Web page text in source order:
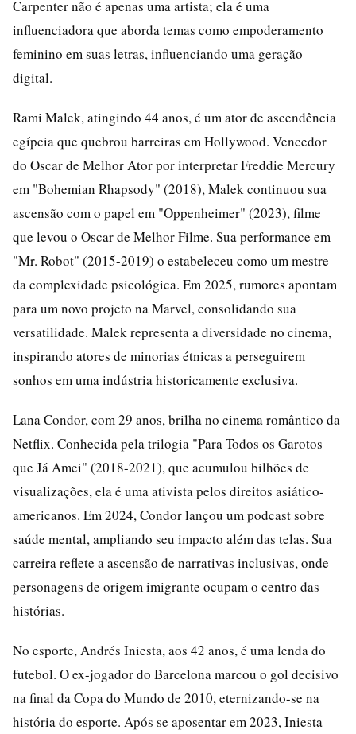
Carpenter não é apenas uma artista; ela é uma
influenciadora que aborda temas como empoderamento
feminino em suas letras, influenciando uma geração
digital.
Rami Malek, atingindo 44 anos, é um ator de ascendência
egípcia que quebrou barreiras em Hollywood. Vencedor
do Oscar de Melhor Ator por interpretar Freddie Mercury
em "Bohemian Rhapsody" (2018), Malek continuou sua
ascensão com o papel em "Oppenheimer" (2023), filme
que levou o Oscar de Melhor Filme. Sua performance em
"Mr. Robot" (2015-2019) o estabeleceu como um mestre
da complexidade psicológica. Em 2025, rumores apontam
para um novo projeto na Marvel, consolidando sua
versatilidade. Malek representa a diversidade no cinema,
inspirando atores de minorias étnicas a perseguirem
sonhos em uma indústria historicamente exclusiva.
Lana Condor, com 29 anos, brilha no cinema romântico da
Netflix. Conhecida pela trilogia "Para Todos os Garotos
que Já Amei" (2018-2021), que acumulou bilhões de
visualizações, ela é uma ativista pelos direitos asiático-
americanos. Em 2024, Condor lançou um podcast sobre
saúde mental, ampliando seu impacto além das telas. Sua
carreira reflete a ascensão de narrativas inclusivas, onde
personagens de origem imigrante ocupam o centro das
histórias.
No esporte, Andrés Iniesta, aos 42 anos, é uma lenda do
futebol. O ex-jogador do Barcelona marcou o gol decisivo
na final da Copa do Mundo de 2010, eternizando-se na
história do esporte. Após se aposentar em 2023, Iniesta